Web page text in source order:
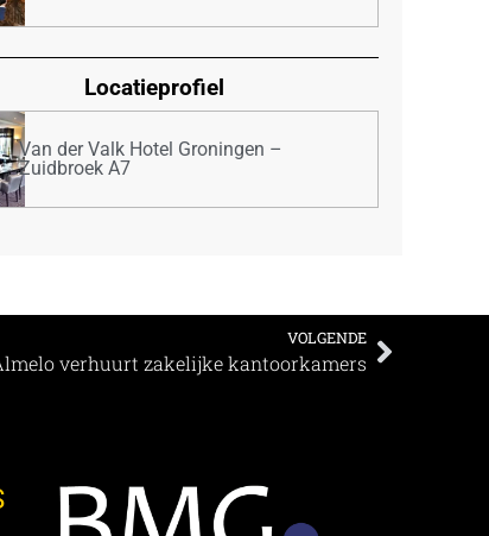
Locatieprofiel
Van der Valk Hotel Groningen –
Zuidbroek A7
VOLGENDE
verhuurt zakelijke kantoorkamers